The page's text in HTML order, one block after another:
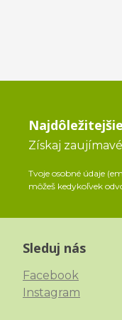
Získaj
Tvoje osobné údaje
môžeš kedykoľvek
Sleduj nás
Facebook
Instagram